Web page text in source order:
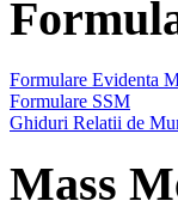
Formulare Evidenta
Formulare SSM
Ghiduri Relatii de
Mass